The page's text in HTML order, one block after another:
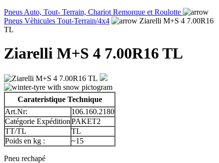
Pneus Auto, Tout- Terrain, Chariot Remorque et Roulotte
Pneus Vèhicules Tout-Terrain/4x4
Ziarelli M+S 4 7.00R16
TL
Ziarelli M+S 4 7.00R16 TL
Carateristique Technique
Art.Nr:
106.160.2180
Catégorie ExpéditionPAKET2
TT/TL
TL
Poids en kg :
~15
Pneu rechapé